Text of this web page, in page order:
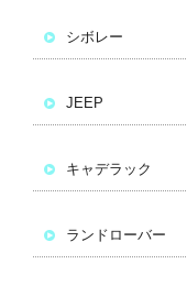
シボレー
JEEP
キャデラック
ランドローバー